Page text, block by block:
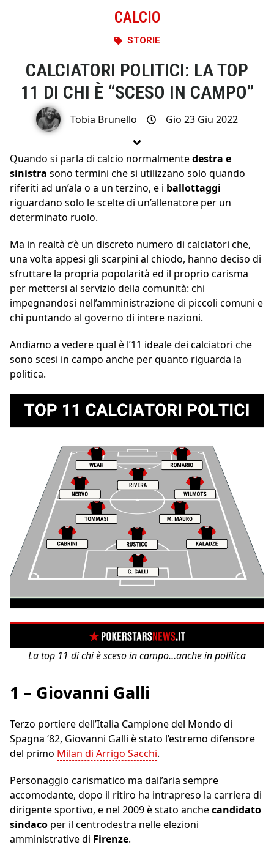
CALCIO
STORIE
CALCIATORI POLITICI: LA TOP
11 DI CHI È “SCESO IN CAMPO”
Tobia Brunello Gio 23 Giu 2022
Quando si parla di calcio normalmentedestra e
sinistra sono termini che si utilizzano solo quando
riferiti ad un’ala o a un terzino, e i ballottaggi
riguardano solo le scelte di un’allenatore per un
determinato ruolo.
Ma in realtà c’è un discreto numero di calciatori che,
una volta appesi gli scarpini al chiodo, hanno deciso di
sfruttare la propria popolarità ed il proprio carisma
per mettersi al servizio della comunità: chi
impegnandosi nell’amministrazione di piccoli comuni e
chi puntando al governo di intere nazioni.
Andiamo a vedere qual è l’11 ideale dei calciatori che
sono scesi in campo anche per quanto riguarda la
politica.
La top 11 di chi è sceso in campo…anche in politica
1 – Giovanni Galli
Terzo portiere dell’Italia Campione del Mondo di
Spagna ‘82, Giovanni Galli è stato l’estremo difensore
del primo Milan di Arrigo Sacchi.
Personaggio carismatico ma dall’aria sempre
accomodante, dopo il ritiro ha intrapreso la carriera di
dirigente sportivo, e nel 2009 è stato anchecandidato
sindaco per il centrodestra nelle elezioni
amministrative di Firenze.